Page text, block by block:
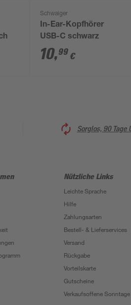
Schwaiger
In-Ear-Kopfhörer
USB-C schwarz
10,99 €
Sorglos, 90 Tage
Nützliche Links
Leichte Sprache
Hilfe
Zahlungsarten
Bestell- & Lieferservices
Versand
Rückgabe
Vorteilskarte
Gutscheine
Verkaufsoffene Sonntage